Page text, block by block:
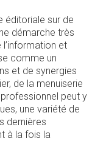
éditoriale sur de
démarche très
et
comme un
et de synergies
de la menuiserie
peut y
une variété de
dernières
à la fois la